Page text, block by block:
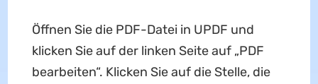
Öffnen Sie die PDF-Datei in UPDF und
klicken Sie auf der linken Seite auf „PDF
bearbeiten“. Klicken Sie auf die Stelle, die